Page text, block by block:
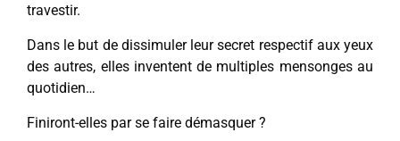
travestir.
Dans le but de dissimuler leur secret respectif aux yeux
des autres, elles inventent de multiples mensonges au
quotidien…
Finiront-elles par se faire démasquer ?